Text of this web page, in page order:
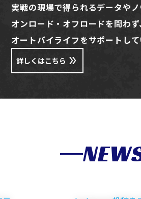
実戦の現場で得られるデータやノ
オンロード・オフロードを問わ
オートバイライフをサポートして
詳しくはこちら